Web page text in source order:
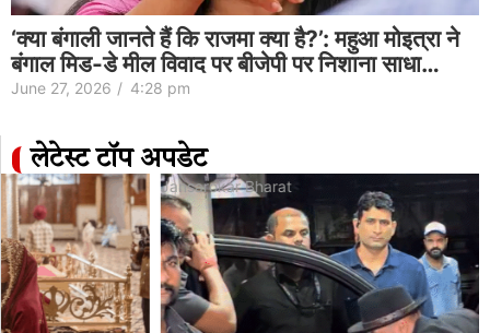
‘क्या बंगाली जानते हैं कि राजमा क्या है?’: महुआ मोइत्रा ने
बंगाल मिड-डे मील विवाद पर बीजेपी पर निशाना साधा…
June 27, 2026 / 4:28 pm
लेटेस्ट टॉप अपडेट
Jansarokar Bharat